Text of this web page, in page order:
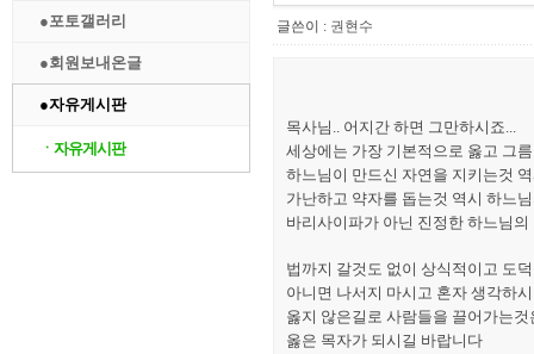
●포토갤러리
●회원보내온글
●자유게시판
ㆍ자유게시판
글쓴이 : 권현수
목사님.. 어지간 하면 그만하시죠...
세상에는 가장 기본적으로 옳고 그
하느님이 만드신 자연을 지키는것
가난하고 약자를 돕는것 역시 하느
바리사이파가 아닌 진정한 하느님
법까지 갈것도 없이 상식적이고 도
아니면 나서지 마시고 혼자 생각하
옳지 않은길로 사람들을 끌어가는
옳은 목자가 되시길 바랍니다